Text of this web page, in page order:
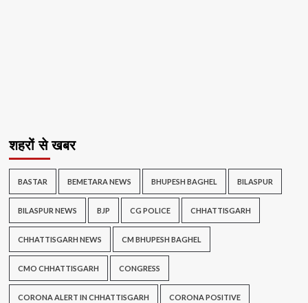
शहरों से खबर
BASTAR BEMETARA NEWS BHUPESH BAGHEL BILASPUR
BILASPUR NEWS BJP CG POLICE CHHATTISGARH
CHHATTISGARH NEWS CM BHUPESH BAGHEL
CMO CHHATTISGARH CONGRESS
CORONA ALERT IN CHHATTISGARH CORONA POSITIVE